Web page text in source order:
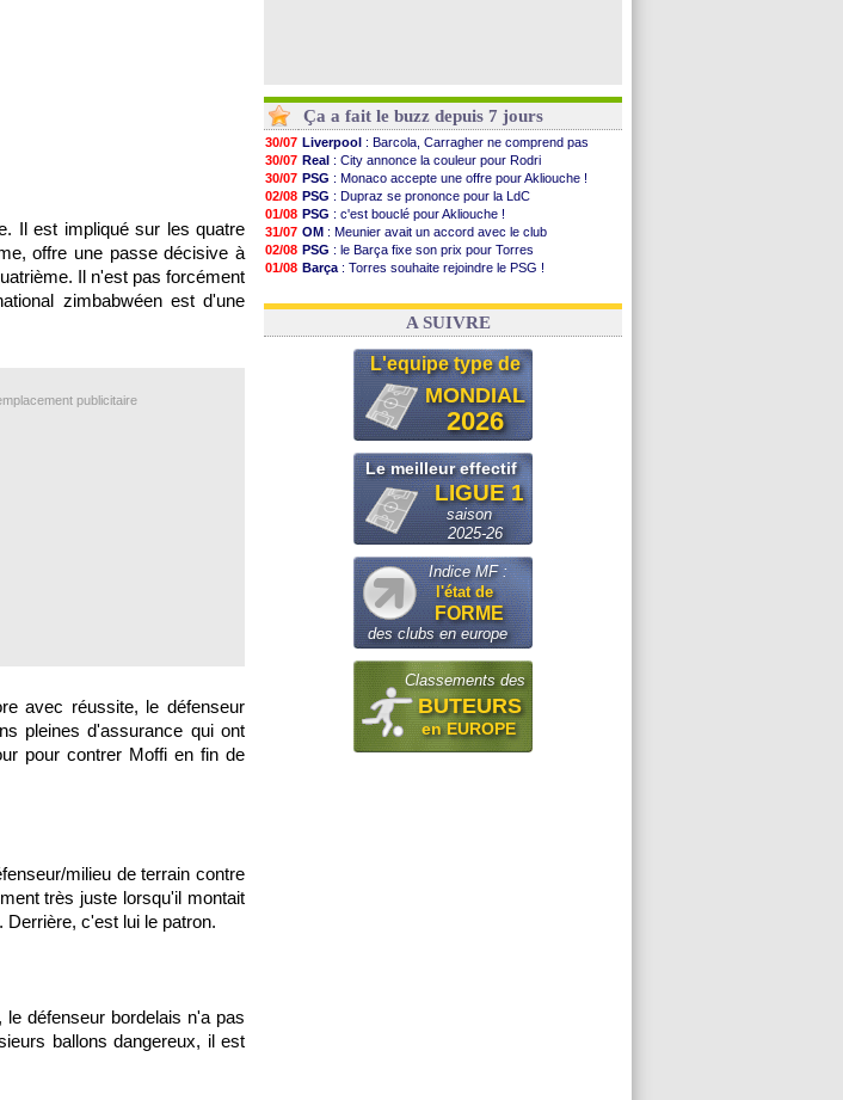
Il est impliqué sur les quatre
offre une passe décisive à
Il n'est pas forcément
zimbabwéen est d'une
publicitaire
avec réussite, le défenseur
pleines d'assurance qui ont
pour contrer Moffi en fin de
milieu de terrain contre
très juste lorsqu'il montait
Derrière, c'est lui le patron.
défenseur bordelais n'a pas
ballons dangereux, il est
Ça a fait le buzz depuis 7 jours
30/07 Liverpool : Barcola, Carragher ne comprend pas
30/07 Real : City annonce la couleur pour Rodri
30/07 PSG : Monaco accepte une offre pour Akliouche !
02/08 PSG : Dupraz se prononce pour la LdC
01/08 PSG : c'est bouclé pour Akliouche !
31/07 OM : Meunier avait un accord avec le club
02/08 PSG : le Barça fixe son prix pour Torres
01/08 Barça : Torres souhaite rejoindre le PSG !
03/08 Argentine: quand Medina recadre... sa mère
A SUIVRE
L'equipe type de
MONDIAL
2026
Le meilleur effectif
LIGUE 1
saison
2025-26
Indice MF :
l'état de
FORME
des clubs en europe
Classements des
BUTEURS
en EUROPE